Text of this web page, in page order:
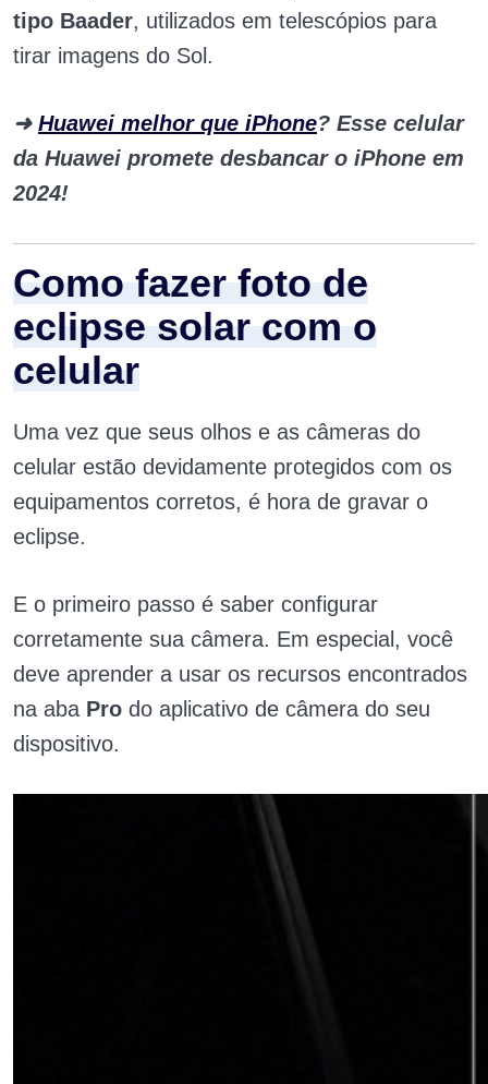
tipo Baader, utilizados em telescópios para
tirar imagens do Sol.
➜ Huawei melhor que iPhone? Esse celular
da Huawei promete desbancar o iPhone em
2024!
Como fazer foto de
eclipse solar com o
celular
Uma vez que seus olhos e as câmeras do
celular estão devidamente protegidos com os
equipamentos corretos, é hora de gravar o
eclipse.
E o primeiro passo é saber configurar
corretamente sua câmera. Em especial, você
deve aprender a usar os recursos encontrados
na aba Pro do aplicativo de câmera do seu
dispositivo.